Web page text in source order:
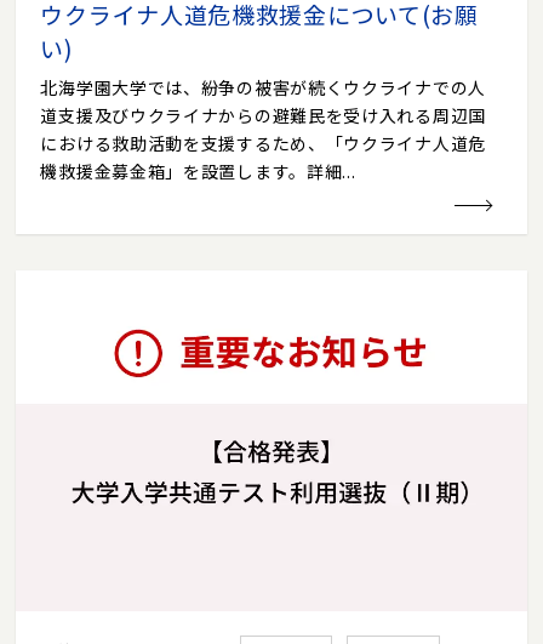
ウクライナ人道危機救援金について(お願
い)
北海学園大学では、紛争の被害が続くウクライナでの人
道支援及びウクライナからの避難民を受け入れる周辺国
における救助活動を支援するため、「ウクライナ人道危
機救援金募金箱」を設置します。詳細...